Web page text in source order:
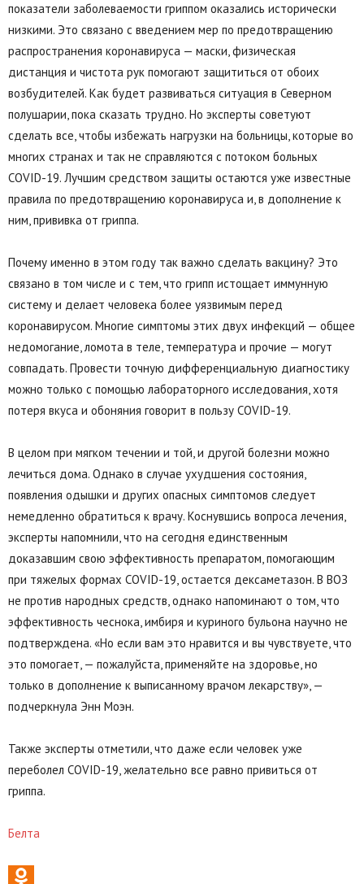
показатели заболеваемости гриппом оказались исторически
низкими. Это связано с введением мер по предотвращению
распространения коронавируса — маски, физическая
дистанция и чистота рук помогают защититься от обоих
возбудителей. Как будет развиваться ситуация в Северном
полушарии, пока сказать трудно. Но эксперты советуют
сделать все, чтобы избежать нагрузки на больницы, которые во
многих странах и так не справляются с потоком больных
COVID-19. Лучшим средством защиты остаются уже известные
правила по предотвращению коронавируса и, в дополнение к
ним, прививка от гриппа.
Почему именно в этом году так важно сделать вакцину? Это
связано в том числе и с тем, что грипп истощает иммунную
систему и делает человека более уязвимым перед
коронавирусом. Многие симптомы этих двух инфекций — общее
недомогание, ломота в теле, температура и прочие — могут
совпадать. Провести точную дифференциальную диагностику
можно только с помощью лабораторного исследования, хотя
потеря вкуса и обоняния говорит в пользу COVID-19.
В целом при мягком течении и той, и другой болезни можно
лечиться дома. Однако в случае ухудшения состояния,
появления одышки и других опасных симптомов следует
немедленно обратиться к врачу. Коснувшись вопроса лечения,
эксперты напомнили, что на сегодня единственным
доказавшим свою эффективность препаратом, помогающим
при тяжелых формах COVID-19, остается дексаметазон. В ВОЗ
не против народных средств, однако напоминают о том, что
эффективность чеснока, имбиря и куриного бульона научно не
подтверждена. «Но если вам это нравится и вы чувствуете, что
это помогает, — пожалуйста, применяйте на здоровье, но
только в дополнение к выписанному врачом лекарству», —
подчеркнула Энн Моэн.
Также эксперты отметили, что даже если человек уже
переболел COVID-19, желательно все равно привиться от
гриппа.
Белта